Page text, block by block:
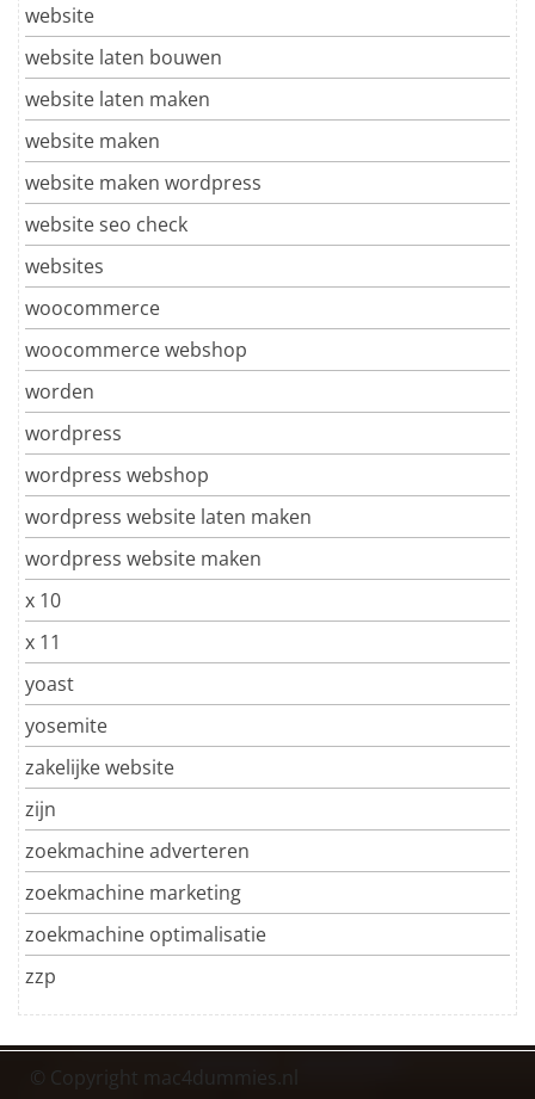
website
website laten bouwen
website laten maken
website maken
website maken wordpress
website seo check
websites
woocommerce
woocommerce webshop
worden
wordpress
wordpress webshop
wordpress website laten maken
wordpress website maken
x 10
x 11
yoast
yosemite
zakelijke website
zijn
zoekmachine adverteren
zoekmachine marketing
zoekmachine optimalisatie
zzp
© Copyright mac4dummies.nl